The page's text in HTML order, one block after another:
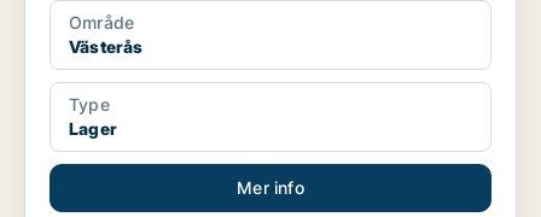
Område
Västerås
Type
Lager
Mer info